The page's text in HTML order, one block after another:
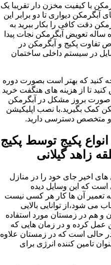
با کیفیت مخزن دار تقریبا یک
دیواری تا دو برابر این
دقت کافی را بکار ببرید به
ساله تعویض آبگرمکن نجات پیدا
تفاوت پکیج و آبگرمکن در
در سیستم داخلی ساختمان
کنید که بهتر است بصورت دوره
تا از هزینه های هنگفت خرید
صورت بروز مشکل در آبگرمکن
کمک بگیرید.با نصب اپلیکیشن
و متخصص دسترسی دارید.
پکیج توسط پکیج
زاهد گیلانی
اخیر جای خود را در منازل
است که این وسایل دیده
تعمیر آن ها کار هر کسی نیست
می شود،از توانایی بالایی
و هم در زمستان مورد استفاده
عمل کرده و در زمان هایی که
حالی است که در زمستان علاوه
تامین کننده انرژی برای